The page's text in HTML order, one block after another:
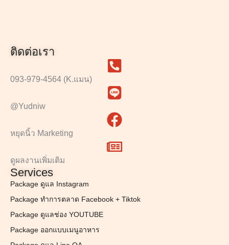
ติดต่อเรา
093-979-4564 (K.แมน)
@Yudniw
หยุดนิ้ว Marketing
ดูผลงานเพิ่มเติม
Services
Package ดูแล Instagram
Package ทำการตลาด Facebook + Tiktok
Package ดูแลช่อง YOUTUBE
Package ออกแบบเมนูอาหาร